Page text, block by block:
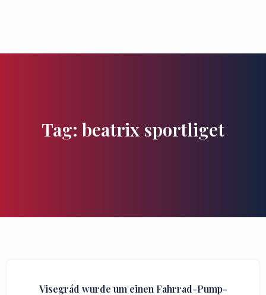
Tag: beatrix sportliget
Visegrád wurde um einen Fahrrad-Pump-